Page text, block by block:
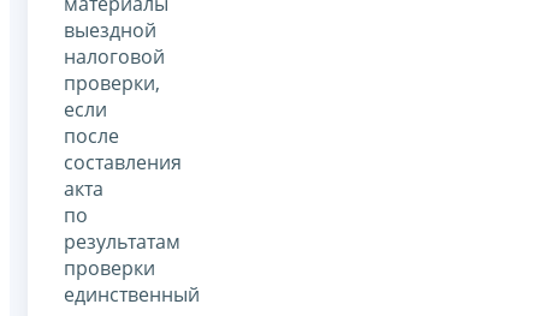
выездной
налоговой
проверки,
если
после
составления
акта
по
результатам
проверки
единственный